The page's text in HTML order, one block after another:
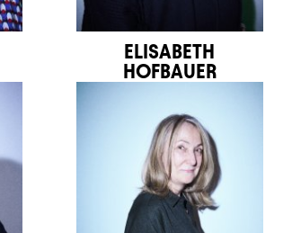
ELISABETH
HOFBAUER